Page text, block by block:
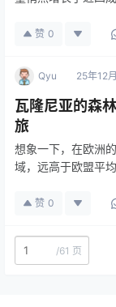
老玩家，今天分享
赞 0
Qyu 25年12
瓦隆尼亚的森
旅
想象一下，在欧洲
域，远高于欧盟平
比利时的瓦隆尼亚
赞 0
/61 页